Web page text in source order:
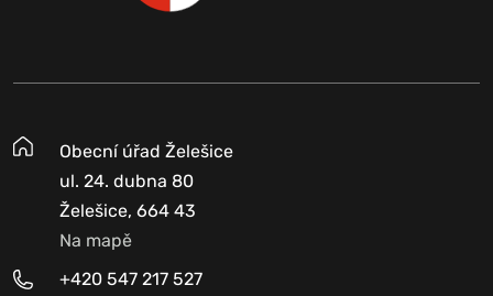
Obecní úřad Želešice
ul. 24. dubna 80
Želešice, 664 43
Na mapě
+420 547 217 527